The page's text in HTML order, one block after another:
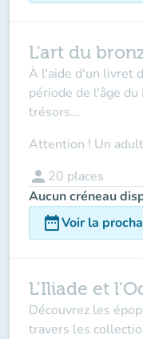
L'art du
À l'aide d'un livret
période de l'âge
trésors...
Attention ! Un
person 20 places
Aucun créneau
date_rangeVoir la
L'Iliade et
Découvrez les
travers les